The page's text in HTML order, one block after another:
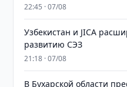
22:45 · 07/08
Узбекистан и JICA
развитию СЭЗ
21:18 · 07/08
В Бухарской области